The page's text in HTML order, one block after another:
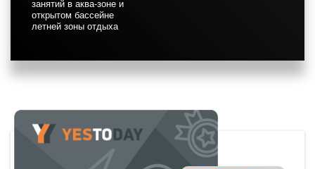
занятий в аква-зоне и
открытом бассейне
летней зоны отдыха